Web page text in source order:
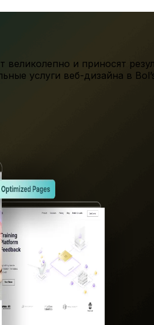
и приносят
услуги веб-дизайна в